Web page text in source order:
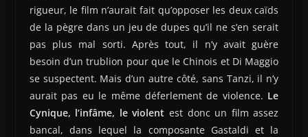
rigueur, le film n’aurait fait qu’opposer les deux caïds
de la pègre dans un jeu de dupes qu’il ne s’en serait
pas plus mal sorti. Après tout, il n’y avait guère
besoin d’un trublion pour que le Chinois et Di Maggio
se suspectent. Mais d’un autre côté, sans Tanzi, il n’y
aurait pas eu le même déferlement de violence. Le
Cynique, l’infâme, le violent est donc un film assez
bancal, dans lequel la composante Gastaldi et la